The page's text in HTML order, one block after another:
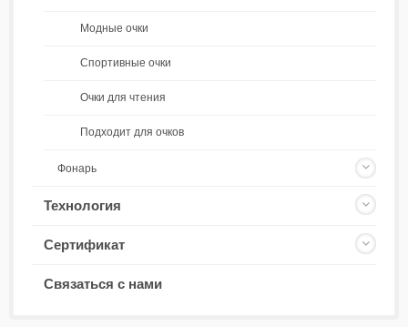
Модные очки
Спортивные очки
Очки для чтения
Подходит для очков
Фонарь
Технология
Сертификат
Связаться с нами